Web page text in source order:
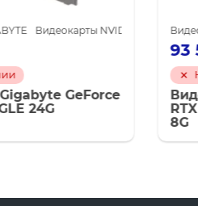
для майнинга
NVIDIA GeForce RTX 3090
Видеокарты
Нет в наличии
Видеокарта
RTX 3060 Ti